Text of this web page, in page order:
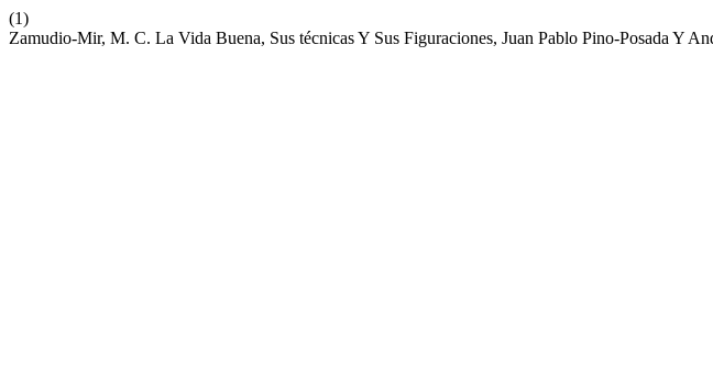
(1)
Zamudio-Mir, M. C. La Vida Buena, Sus técnicas Y Sus Figuraciones, Juan Pablo Pino-Posada Y